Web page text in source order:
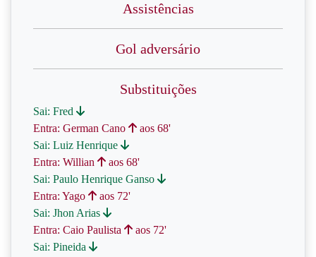
Assistências
Gol adversário
Substituições
Sai: Fred
Entra: German Cano
aos 68'
Sai: Luiz Henrique
Entra: Willian
aos 68'
Sai: Paulo Henrique Ganso
Entra: Yago
aos 72'
Sai: Jhon Arias
Entra: Caio Paulista
aos 72'
Sai: Pineida